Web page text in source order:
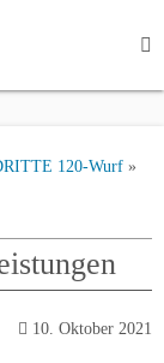
120-Wurf »
10. Oktober 2021